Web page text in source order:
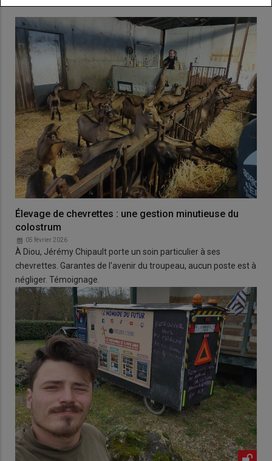
Élevage de chevrettes : une gestion minutieuse du
colostrum
05 février 2026
À Diou, Jérémy Chipault porte un soin particulier à ses
chevrettes. Garantes de l'avenir du troupeau, aucun poste est à
négliger. Témoignage.